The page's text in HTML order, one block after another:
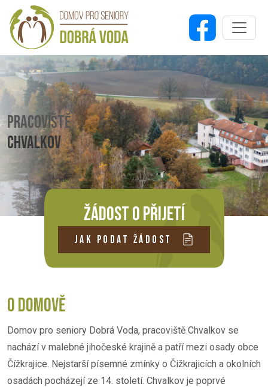
PRACOVIŠTĚ
CHVALKOV
ŽÁDOST O PŘIJETÍ
JAK PODAT ŽÁDOST
O DOMOVĚ
Domov pro seniory Dobrá Voda, pracoviště Chvalkov se
nachází v malebné jihočeské krajině a patří mezi osady obce
Čížkrajice. Nejstarší písemné zmínky o Čižkrajicích a okolních
osadách pocházejí ze 14. století. Chvalkov je poprvé